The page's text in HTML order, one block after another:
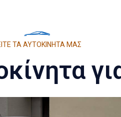
ΤΑ ΑΥΤΟΚΊΝΗΤΑ ΜΑΣ